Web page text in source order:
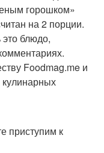
горошком»
на 2 порции.
это блюдо,
Foodmag.me и
приступим к